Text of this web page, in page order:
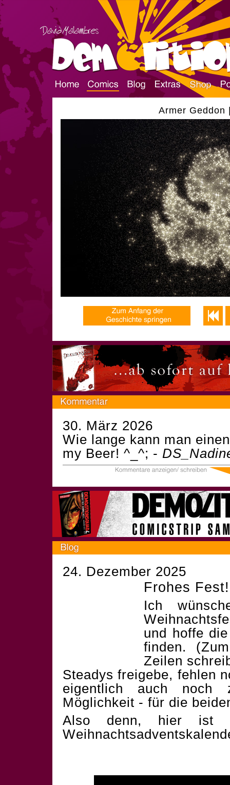
Armer Geddon
30. März 2026
Wie lange kann man
my Beer! ^_^; -
24. Dezember 2025
Frohes Fest!
Ich
und hoffe
finden.
Zeilen
Steadys freigebe, fehlen
eigentlich auch noch
Möglichkeit - für die
Also denn, hier ist